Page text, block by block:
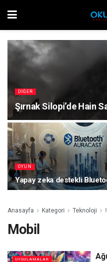
DIĞER
Şırnak Silopi’de Hain
OYUN
Yapay zeka destekli
Anasayfa Kategori Teknoloji
Mobil
UYGULAMALAR